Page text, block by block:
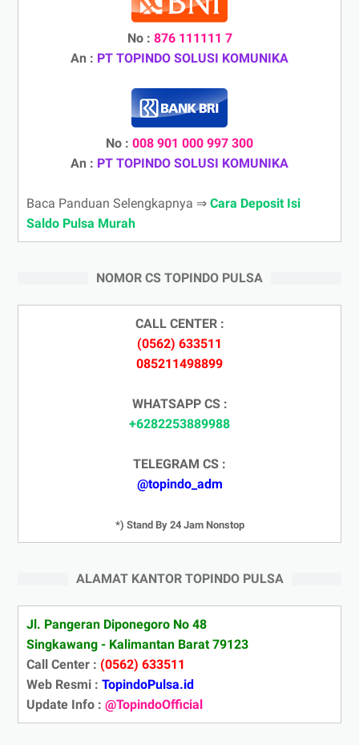
No : 876 111111 7
An : PT TOPINDO SOLUSI KOMUNIKA
No : 008 901 000 997 300
An : PT TOPINDO SOLUSI KOMUNIKA
Baca Panduan Selengkapnya ⇒ Cara Deposit Isi
Saldo Pulsa Murah
NOMOR CS TOPINDO PULSA
CALL CENTER :
(0562) 633511
085211498899
WHATSAPP CS :
+6282253889988
TELEGRAM CS :
@topindo_adm
*) Stand By 24 Jam Nonstop
ALAMAT KANTOR TOPINDO PULSA
Jl. Pangeran Diponegoro No 48
Singkawang - Kalimantan Barat 79123
Call Center : (0562) 633511
Web Resmi : TopindoPulsa.id
Update Info : @TopindoOfficial